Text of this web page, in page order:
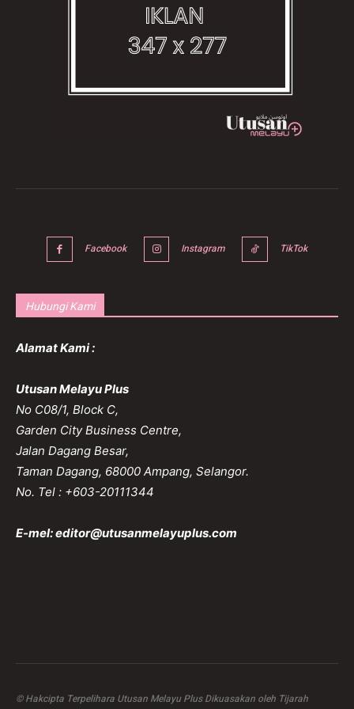
Facebook Instagram TikTok
Hubungi Kami
Alamat Kami :
Utusan Melayu Plus
No C08/1, Block C,
Garden City Business Centre,
Jalan Dagang Besar,
Taman Dagang, 68000 Ampang, Selangor.
No. Tel : +603-20111344
E-mel:editor@utusanmelayuplus.com
© Hakcipta Terpelihara Utusan Melayu Plus Dikuasakan oleh Tijarah